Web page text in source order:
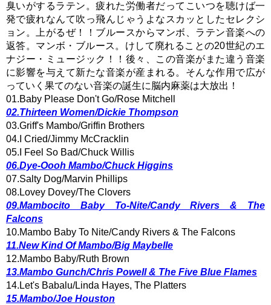
臭いがするラテン。疲れた労働者だってこいつを聴けば一
発で疲れなんて吹っ飛んじゃうよなスカッとしたセレクシ
ョン。上がるぜ！！ブルースからマンボ、ラテン音楽への
返答。マンボ・ブルース。けして廃れることの20世紀のエ
ナジー・ミュージック！！後々、この音楽がまた違う音楽
に影響を与えて新たな音楽が産まれる。そんな作用で広が
っていく果てのない音楽の誕生に脳内麻薬は大放出！
01.Baby Please Don't Go/Rose Mitchell
02.Thirteen Women/Dickie Thompson
03.Griff's Mambo/Griffin Brothers
04.I Cried/Jimmy McCracklin
05.I Feel So Bad/Chuck Willis
06.Dye-Oooh Mambo/Chuck Higgins
07.Salty Dog/Marvin Phillips
08.Lovey Dovey/The Clovers
09.Mambocito Baby To-Nite/Candy Rivers & The
Falcons
10.Mambo Baby To Nite/Candy Rivers & The Falcons
11.New Kind Of Mambo/Big Maybelle
12.Mambo Baby/Ruth Brown
13.Mambo Gunch/Chris Powell & The Five Blue Flames
14.Let's Babalu/Linda Hayes, The Platters
15.Mambo/Joe Houston